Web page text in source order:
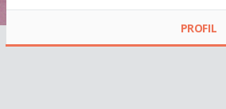
PROFIL